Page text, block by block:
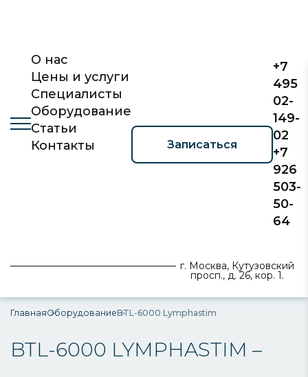
О нас
Цены и услуги
Специалисты
Оборудование
Статьи
Контакты
+7
495
02-
149-
02
+7
926
503-
50-
64
Записаться
г. Москва, Кутузовский
просп., д. 26, кор. 1.
ГлавнаяОборудованиеBTL-6000 Lymphastim
BTL-6000 LYMPHASTIM –